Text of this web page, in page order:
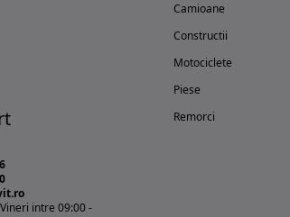
intre 09:00 -
Camioane
Constructii
Motociclete
Piese
Remorci